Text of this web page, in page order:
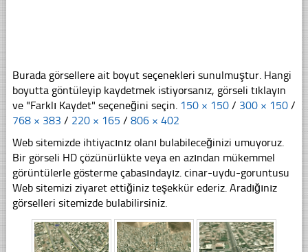
Burada görsellere ait boyut seçenekleri sunulmuştur. Hangi
boyutta göntüleyip kaydetmek istiyorsanız, görseli tıklayın
ve "Farklı Kaydet" seçeneğini seçin. 150 × 150 / 300 × 150 /
768 × 383 / 220 × 165 / 806 × 402
Web sitemizde ihtiyacınız olanı bulabileceğinizi umuyoruz.
Bir görseli HD çözünürlükte veya en azından mükemmel
görüntülerle gösterme çabasındayız. cinar-uydu-goruntusu
Web sitemizi ziyaret ettiğiniz teşekkür ederiz. Aradığınız
görselleri sitemizde bulabilirsiniz.